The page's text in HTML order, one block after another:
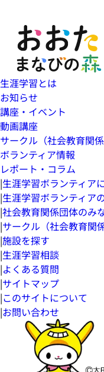
生涯学習とは
お知らせ
講座・イベント
動画講座
サークル（社会教育関係
ボランティア情報
レポート・コラム
|生涯学習ボランティア
|生涯学習ボランティア
|社会教育関係団体のみ
|サークル（社会教育関
|施設を探す
|生涯学習相談
|よくある質問
|サイトマップ
|このサイトについて
|お問い合わせ